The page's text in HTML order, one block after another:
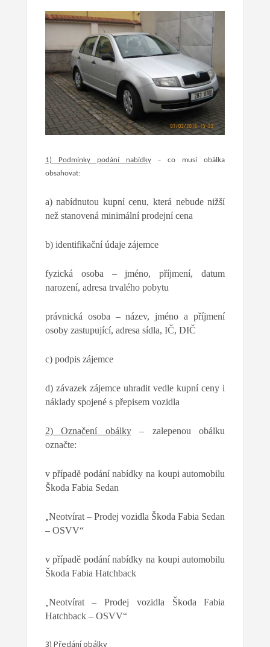
1) Podmínky podání nabídky–co musí obálka
obsahovat:
a) nabídnutou kupní cenu, která nebude nižší
než stanovená minimální prodejní cena
b) identifikační údaje zájemce
fyzická osoba – jméno, příjmení, datum
narození, adresa trvalého pobytu
právnická osoba – název, jméno a příjmení
osoby zastupující, adresa sídla, IČ, DIČ
c) podpis zájemce
d) závazek zájemce uhradit vedle kupní ceny i
náklady spojené s přepisem vozidla
2) Označení obálky
– zalepenou obálku
označte:
v případě podání nabídky na koupi automobilu
Škoda Fabia Sedan
„Neotvírat – Prodej vozidla Škoda Fabia Sedan
– OSVV“
v případě podání nabídky na koupi automobilu
Škoda Fabia Hatchback
„Neotvírat – Prodej vozidla Škoda Fabia
Hatchback – OSVV“
3) Předání obálky